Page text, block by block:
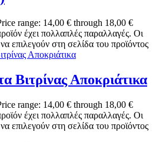
range: 14,00 € through 18,00 €
έχει πολλαπλές παραλλαγές. Οι
επιλεγούν στη σελίδα του προϊόντος
Βιτρίνας Αποκριάτικα
range: 14,00 € through 18,00 €
έχει πολλαπλές παραλλαγές. Οι
επιλεγούν στη σελίδα του προϊόντος